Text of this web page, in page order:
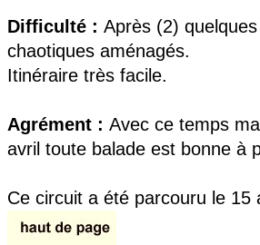
Difficulté : Après (2)
chaotiques aménagés.
Itinéraire très facile.
Agrément : Avec ce temps
avril toute balade est bonne à
Ce circuit a été parcouru le 15